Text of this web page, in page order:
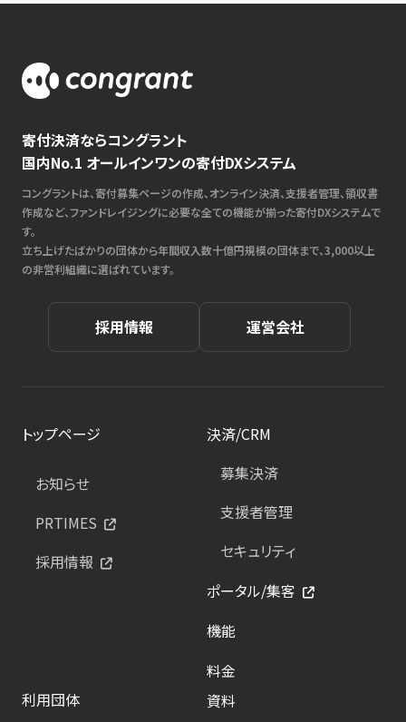
寄付決済ならコングラント
国内No.1 オールインワンの寄付DXシステム
コングラントは、寄付募集ページの作成、オンライン決済、支援者管理、領収書
作成など、ファンドレイジングに必要な全ての機能が揃った寄付DXシステムで
す。
立ち上げたばかりの団体から年間収入数十億円規模の団体まで、3,000以上
の非営利組織に選ばれています。
採用情報 運営会社
トップページ
お知らせ
PRTIMES
採用情報
決済/CRM
募集決済
支援者管理
セキュリティ
ポータル/集客
機能
料金
利用団体
資料